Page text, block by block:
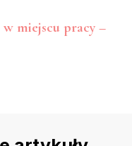
miejscu pracy –